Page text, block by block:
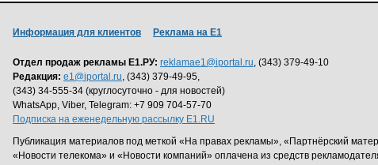
Информация для клиентов Реклама на Е1
Отдел продаж рекламы Е1.РУ: reklamae1@iportal.ru, (343) 379-49-10
Редакция: e1@iportal.ru, (343) 379-49-95,
(343) 34-555-34 (круглосуточно - для новостей)
WhatsApp, Viber, Telegram: +7 909 704-57-70
Подписка на еженедельную рассылку E1.RU
Публикация материалов под меткой «На правах рекламы», «Партнёрский
«Новости телекома» и «Новости компаний» оплачена из средств